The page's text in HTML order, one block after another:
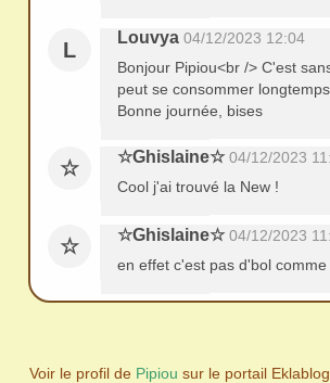
L
Louvya 04/12/2023 12:04
Bonjour Pipiou<br /> C'est
peut se consommer
Bonne journée, bises
☆ ☆Ghislaine☆ 04/12/2023
Cool j'ai trouvé la New !
☆ ☆Ghislaine☆ 04/12/2023
en effet c'est pas d'bol
Voir le profil de Pipiou sur le portail Eklablog